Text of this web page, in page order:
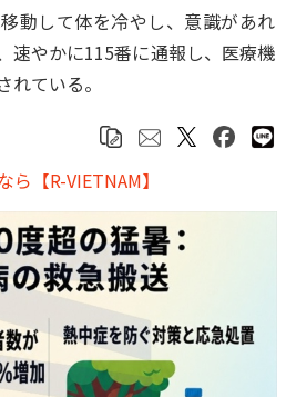
動して体を冷やし、意識があれ
速やかに115番に通報し、医療機
ている。
【R-VIETNAM】